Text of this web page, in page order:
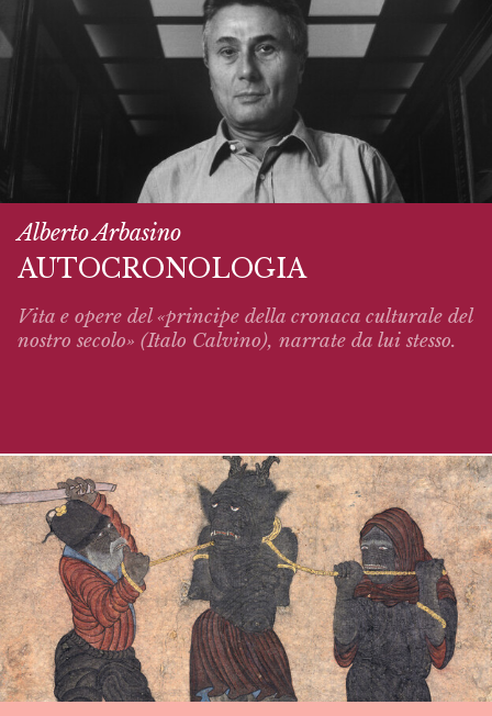
Alberto Arbasino
AUTOCRONOLOGIA
Vita e opere del «principe della cronaca culturale del
nostro secolo» (Italo Calvino), narrate da lui stesso.